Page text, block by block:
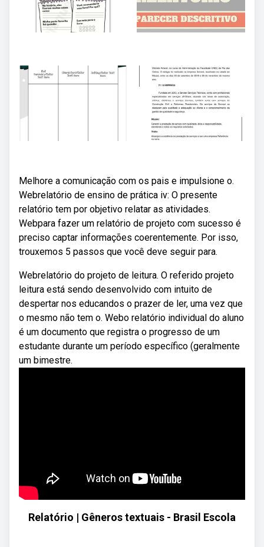
Melhore a comunicação com os pais e impulsione o.
Webrelatório de ensino de prática iv: O presente
relatório tem por objetivo relatar as atividades.
Webpara fazer um relatório de projeto com sucesso é
preciso captar informações coerentemente. Por isso,
trouxemos 5 passos que você deve seguir para.
Webrelatório do projeto de leitura. O referido projeto
leitura está sendo desenvolvido com intuito de
despertar nos educandos o prazer de ler, uma vez que
o mesmo não tem o. Webo relatório individual do aluno
é um documento que registra o progresso de um
estudante durante um período específico (geralmente
um bimestre.
Relatório | Gêneros textuais - Brasil Escola